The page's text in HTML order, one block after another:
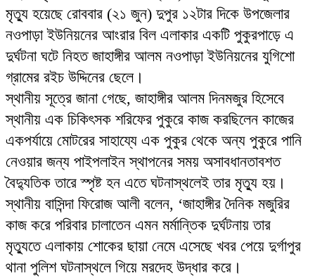
মৃত্যু হয়েছে রোববার (২১ জুন) দুপুর ১২টার দিকে উপজেলার
নওপাড়া ইউনিয়নের আংরার বিল এলাকার একটি পুকুরপাড়ে এ
দুর্ঘটনা ঘটে নিহত জাহাঙ্গীর আলম নওপাড়া ইউনিয়নের যুগিশো
গ্রামের রইচ উদ্দিনের ছেলে।
স্থানীয় সূত্রে জানা গেছে, জাহাঙ্গীর আলম দিনমজুর হিসেবে
স্থানীয় এক চিকিৎসক শরিফের পুকুরে কাজ করছিলেন কাজের
একপর্যায়ে মোটরের সাহায্যে এক পুকুর থেকে অন্য পুকুরে পানি
নেওয়ার জন্য পাইপলাইন স্থাপনের সময় অসাবধানতাবশত
বৈদ্যুতিক তারে স্পৃষ্ট হন এতে ঘটনাস্থলেই তার মৃত্যু হয়।
স্থানীয় বাসিন্দা ফিরোজ আলী বলেন, ‘জাহাঙ্গীর দৈনিক মজুরির
কাজ করে পরিবার চালাতেন এমন মর্মান্তিক দুর্ঘটনায় তার
মৃত্যুতে এলাকায় শোকের ছায়া নেমে এসেছে খবর পেয়ে দুর্গাপুর
থানা পুলিশ ঘটনাস্থলে গিয়ে মরদেহ উদ্ধার করে।